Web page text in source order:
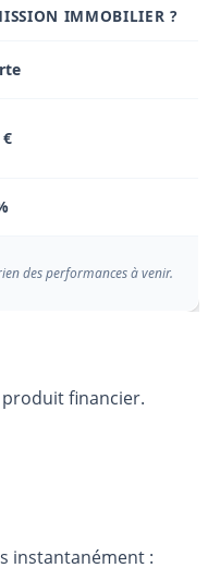
IMMOBILIER ?
€
des performances à venir.
financier.
instantanément :